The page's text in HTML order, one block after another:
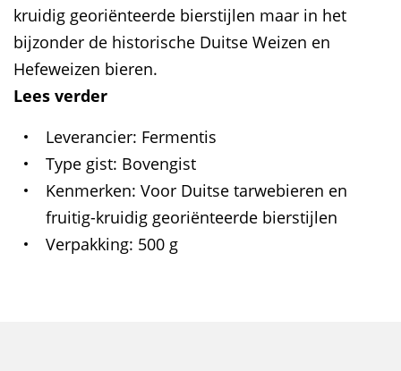
kruidig georiënteerde bierstijlen maar in het
bijzonder de historische Duitse Weizen en
Hefeweizen bieren.
Lees verder
Leverancier Fermentis
Type gist Bovengist
Kenmerken Voor Duitse tarwebieren en
fruitig-kruidig georiënteerde bierstijlen
Verpakking 500 g